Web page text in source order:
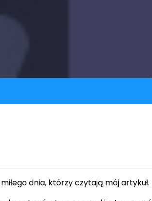
dnia, którzy czytają mój artykuł.